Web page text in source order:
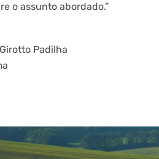
o assunto abordado.”
Padilha